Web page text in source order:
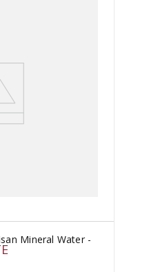
Mineral Water -